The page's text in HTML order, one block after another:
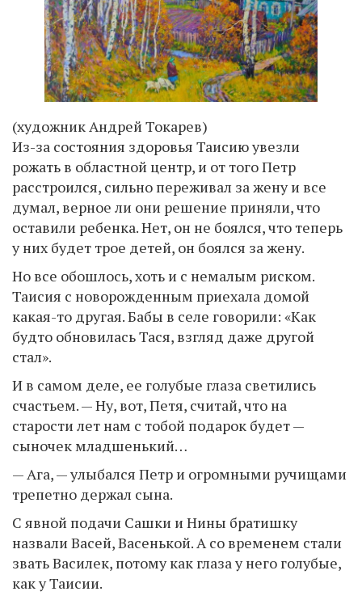
(художник Андрей Токарев)
Из-за состояния здоровья Таисию увезли
рожать в областной центр, и от того Петр
расстроился, сильно переживал за жену и все
думал, верное ли они решение приняли, что
оставили ребенка. Нет, он не боялся, что теперь
у них будет трое детей, он боялся за жену.
Но все обошлось, хоть и с немалым риском.
Таисия с новорожденным приехала домой
какая-то другая. Бабы в селе говорили: «Как
будто обновилась Тася, взгляд даже другой
стал».
И в самом деле, ее голубые глаза светились
счастьем. — Ну, вот, Петя, считай, что на
старости лет нам с тобой подарок будет —
сыночек младшенький…
— Ага, — улыбался Петр и огромными ручищами
трепетно держал сына.
С явной подачи Сашки и Нины братишку
назвали Васей, Васенькой. А со временем стали
звать Василек, потому как глаза у него голубые,
как у Таисии.